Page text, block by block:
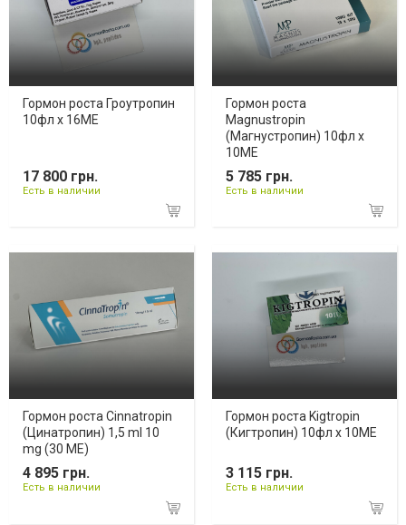
Гормон роста Гроутропин
10фл х 16ME
17 800 грн.
Есть в наличии
Гормон роста
Magnustropin
(Магнустропин) 10фл х
10ME
5 785 грн.
Есть в наличии
Гормон роста Cinnatropin
(Цинатропин) 1,5 ml 10
mg (30 ME)
4 895 грн.
Есть в наличии
Гормон роста Kigtropin
(Кигтропин) 10фл х 10ME
3 115 грн.
Есть в наличии